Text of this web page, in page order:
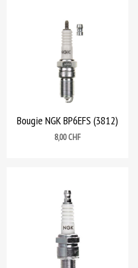
Bougie NGK BP6EFS (3812)
Prix
8,00 CHF